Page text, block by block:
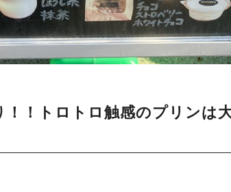
！トロトロ触感のプリンは